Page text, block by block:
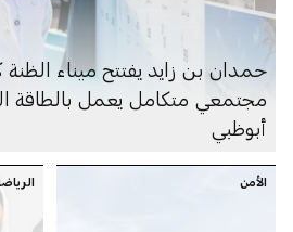
حمدان بن زايد يفتتح ميناء الظنة
مجتمعي متكامل يعمل بالطاقة
أبوظبي
الأمن